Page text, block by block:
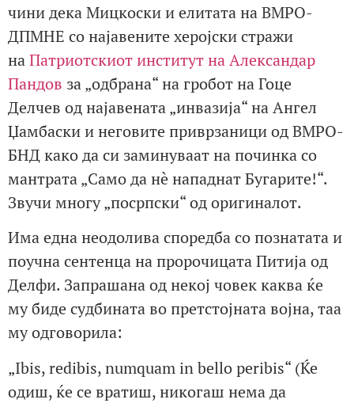
чини дека Мицкоски и елитата на ВМРО-
ДПМНЕ со најавените херојски стражи
наПатриотскиот институт на Александар
Пандов за „одбрана“ на гробот на Гоце
Делчев од најавената „инвазија“ на Ангел
Џамбаски и неговите приврзаници од ВМРО-
БНД како да си заминуваат на починка со
мантрата „Само да нè нападнат Бугарите!“.
Звучи многу „посрпски“ од оригиналот.
Има една неодолива споредба со познатата и
поучна сентенца на пророчицата Питија од
Делфи. Запрашана од некој човек каква ќе
му биде судбината во претстојната војна, таа
му одговорила:
„Ibis, redibis, numquam in bello peribis“ (Ќе
одиш, ќе се вратиш, никогаш нема да